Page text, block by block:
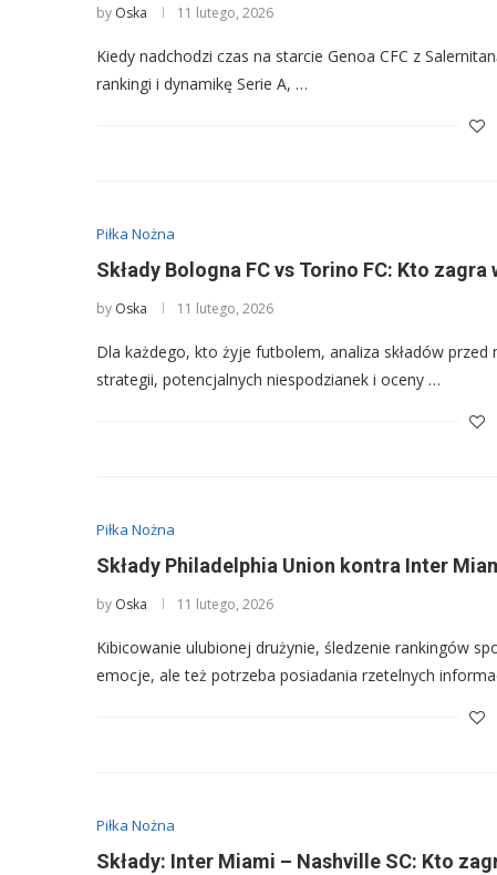
by Oska 11 lutego, 2026
Kiedy nadchodzi czas na starcie Genoa CFC z
rankingi i dynamikę Serie A, …
Piłka Nożna
Składy Bologna FC vs Torino FC: Kto zagra
by Oska 11 lutego, 2026
Dla każdego, kto żyje futbolem, analiza składów
strategii, potencjalnych niespodzianek i oceny …
Piłka Nożna
Składy Philadelphia Union kontra Inter
by Oska 11 lutego, 2026
Kibicowanie ulubionej drużynie, śledzenie rankingów
emocje, ale też potrzeba posiadania rzetelnych
Piłka Nożna
Składy: Inter Miami – Nashville SC: Kto